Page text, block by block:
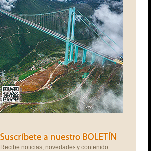
Recibe noticias, novedades y contenido